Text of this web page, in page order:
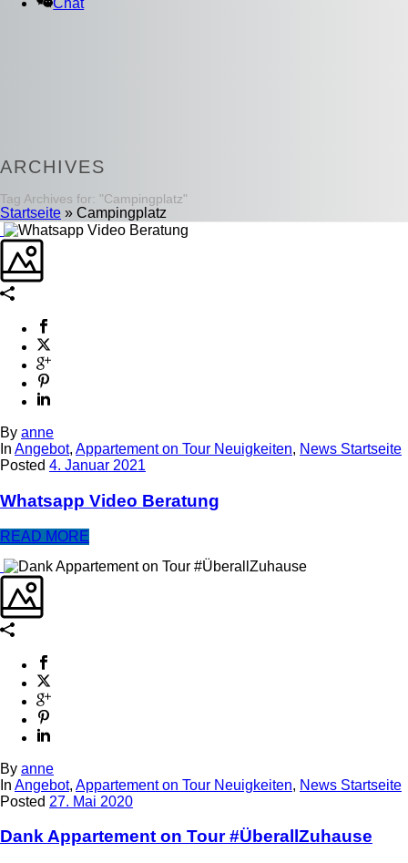
Chat
ARCHIVES
Tag Archives for: "Campingplatz"
Startseite » Campingplatz
By anne
In Angebot, Appartement on Tour Neuigkeiten, News Startseite
Posted 4. Januar 2021
Whatsapp Video Beratung
READ MORE
By anne
In Angebot, Appartement on Tour Neuigkeiten, News Startseite
Posted 27. Mai 2020
Dank Appartement on Tour #ÜberallZuhause